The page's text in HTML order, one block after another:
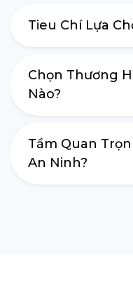
Tieu Chí Lựa
Chọn Thương
Nào?
Tầm Quan
An Ninh?